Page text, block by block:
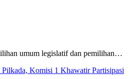
umum legislatif dan pemilihan…